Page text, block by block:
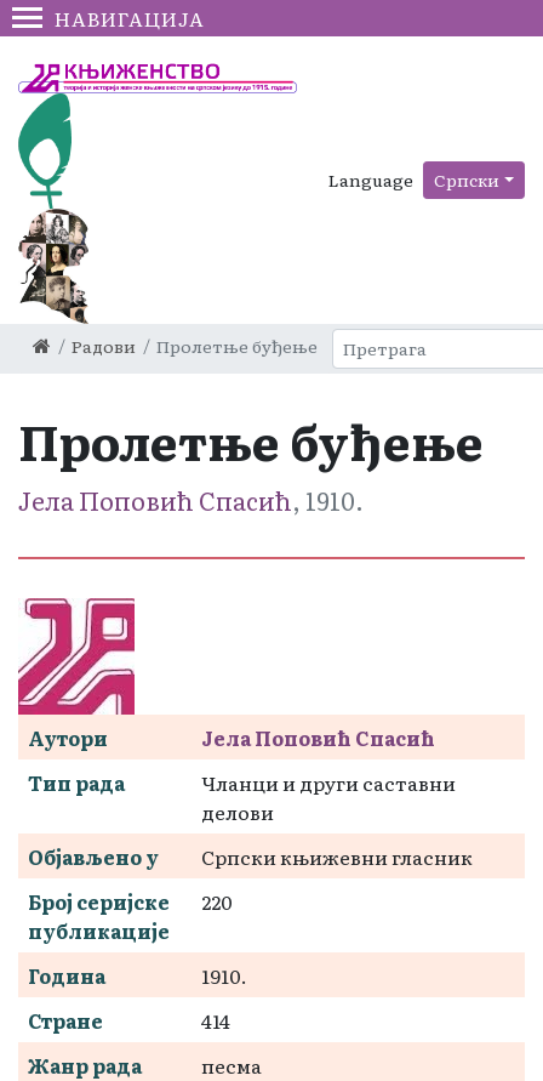
НАВИГАЦИЈА
Language Српски
Радови Пролетње буђење
Пролетње буђење
Јела Поповић Спасић, 1910.
Аутори
Јела Поповић Спасић
Тип рада
Чланци и други саставни
делови
Објављено у
Српски књижевни гласник
Број серијске
публикације
220
Година
1910.
Стране
414
Жанр рада
песма